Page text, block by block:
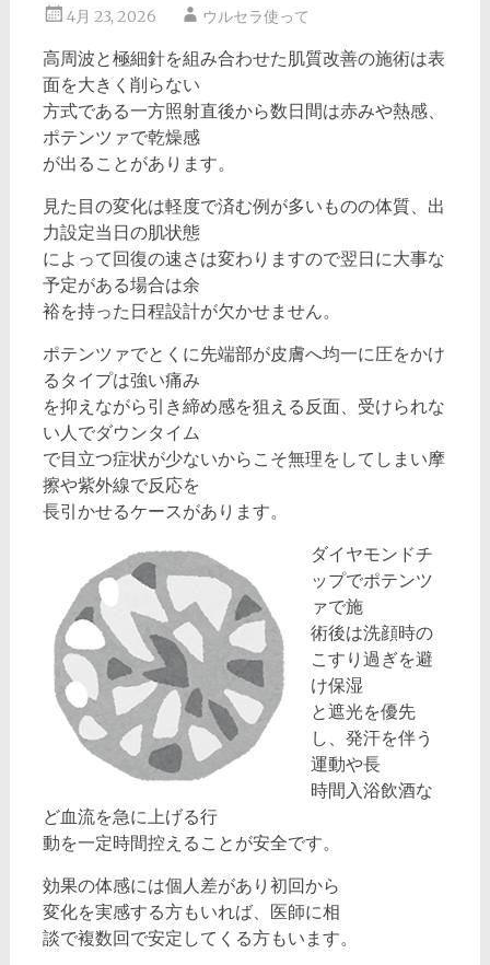
4月 23, 2026 ウルセラ使って
高周波と極細針を組み合わせた肌質改善の施術は表
面を大きく削らない
方式である一方照射直後から数日間は赤みや熱感、
ポテンツァで乾燥感
が出ることがあります。
見た目の変化は軽度で済む例が多いものの体質、出
力設定当日の肌状態
によって回復の速さは変わりますので翌日に大事な
予定がある場合は余
裕を持った日程設計が欠かせません。
ポテンツァでとくに先端部が皮膚へ均一に圧をかけ
るタイプは強い痛み
を抑えながら引き締め感を狙える反面、受けられな
い人でダウンタイム
で目立つ症状が少ないからこそ無理をしてしまい摩
擦や紫外線で反応を
長引かせるケースがあります。
ダイヤモンドチ
ップでポテンツ
ァで施
術後は洗顔時の
こすり過ぎを避
け保湿
と遮光を優先
し、発汗を伴う
運動や長
時間入浴飲酒な
ど血流を急に上げる行
動を一定時間控えることが安全です。
効果の体感には個人差があり初回から
変化を実感する方もいれば、医師に相
談で複数回で安定してくる方もいます。